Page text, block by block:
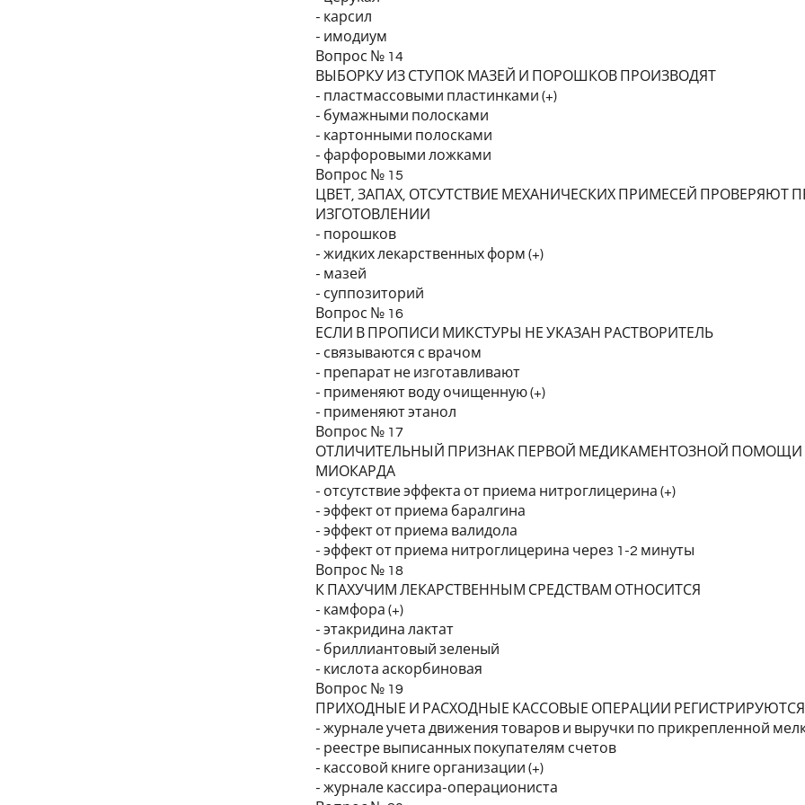
- карсил
- имодиум
Вопрос № 14
ВЫБОРКУ ИЗ СТУПОК МАЗЕЙ И ПОРОШКОВ ПРОИЗВОДЯТ
- пластмассовыми пластинками (+)
- бумажными полосками
- картонными полосками
- фарфоровыми ложками
Вопрос № 15
ЦВЕТ, ЗАПАХ, ОТСУТСТВИЕ МЕХАНИЧЕСКИХ ПРИМЕСЕЙ ПРОВЕРЯЮТ
ИЗГОТОВЛЕНИИ
- порошков
- жидких лекарственных форм (+)
- мазей
- суппозиторий
Вопрос № 16
ЕСЛИ В ПРОПИСИ МИКСТУРЫ НЕ УКАЗАН РАСТВОРИТЕЛЬ
- связываются с врачом
- препарат не изготавливают
- применяют воду очищенную (+)
- применяют этанол
Вопрос № 17
ОТЛИЧИТЕЛЬНЫЙ ПРИЗНАК ПЕРВОЙ МЕДИКАМЕНТОЗНОЙ ПОМОЩИ
МИОКАРДА
- отсутствие эффекта от приема нитроглицерина (+)
- эффект от приема баралгина
- эффект от приема валидола
- эффект от приема нитроглицерина через 1-2 минуты
Вопрос № 18
К ПАХУЧИМ ЛЕКАРСТВЕННЫМ СРЕДСТВАМ ОТНОСИТСЯ
- камфора (+)
- этакридина лактат
- бриллиантовый зеленый
- кислота аскорбиновая
Вопрос № 19
ПРИХОДНЫЕ И РАСХОДНЫЕ КАССОВЫЕ ОПЕРАЦИИ РЕГИСТРИРУЮТСЯ
- журнале учета движения товаров и выручки по прикрепленной
- реестре выписанных покупателям счетов
- кассовой книге организации (+)
- журнале кассира-операциониста